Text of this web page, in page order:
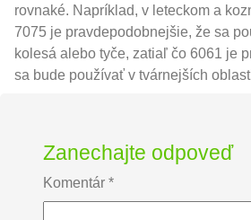
rovnaké. Napríklad, v leteckom a
7075 je pravdepodobnejšie, že sa
kolesá alebo tyče, zatiaľ čo 6061 je
sa bude používať v tvárnejších
Zanechajte odpoveď
Komentár *